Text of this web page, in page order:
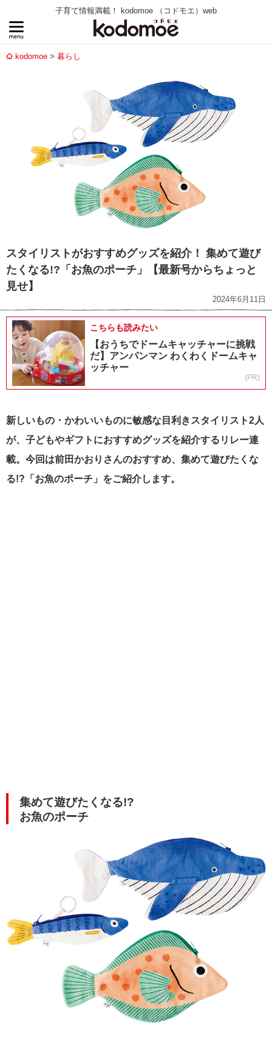
子育て情報満載！ kodomoe （コドモエ）web
kodomoe 暮らし
スタイリストがおすすめグッズを紹介！ 集めて遊び
たくなる!?「お魚のポーチ」【最新号からちょっと
見せ】
2024年6月11日
こちらも読みたい
【おうちでドームキャッチャーに挑戦
だ】アンパンマン わくわくドームキャ
ッチャー
(PR)
新しいもの・かわいいものに敏感な目利きスタイリスト2人
が、子どもやギフトにおすすめグッズを紹介するリレー連
載。今回は前田かおりさんのおすすめ、集めて遊びたくな
る!?「お魚のポーチ」をご紹介します。
集めて遊びたくなる!?
お魚のポーチ